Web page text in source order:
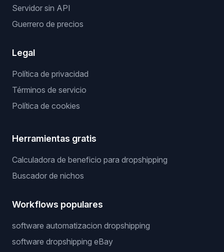
Servidor sin API
Guerrero de precios
Legal
Política de privacidad
Términos de servicio
Política de cookies
Herramientas gratis
Calculadora de beneficio para dropshipping
Buscador de nichos
Workflows populares
software automatizacion dropshipping
software dropshipping eBay